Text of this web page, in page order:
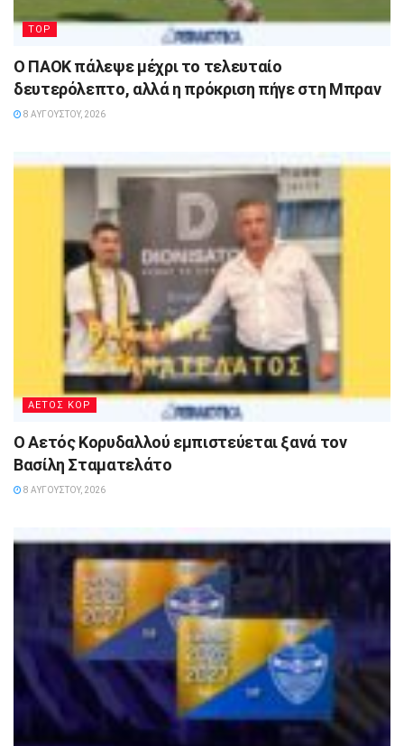
TOP
Ο ΠΑΟΚ πάλεψε μέχρι το τελευταίο
δευτερόλεπτο, αλλά η πρόκριση πήγε στη Μπραν
8 ΑΥΓΟΎΣΤΟΥ, 2026
ΑΕΤΟΣ ΚΟΡ
Ο Αετός Κορυδαλλού εμπιστεύεται ξανά τον
Βασίλη Σταματελάτο
8 ΑΥΓΟΎΣΤΟΥ, 2026